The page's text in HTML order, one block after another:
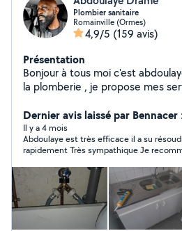
Plombier sanitaire
Romainville (Ormes)
4,9/5 (159 avis)
Présentation
Bonjour à tous moi c'est
la plomberie , je propose mes
tout moment , vous pouvez
intervention rapide et de qualité
cordialement ABDOULAYE
Dernier avis laissé par
Il y a 4 mois
Abdoulaye est très efficace il a su
rapidement Très